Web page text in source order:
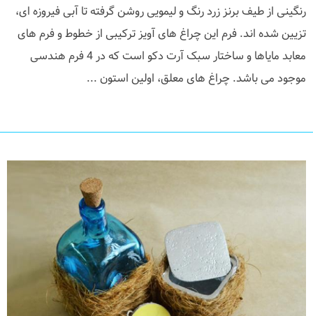
رنگینی از طیف برنز زرد رنگ و لیمویی روشن گرفته تا آبی فیروزه ای،
تزیین شده اند. فرم این چراغ های آویز ترکیبی از خطوط و فرم های
معابد مایاها و ساختار سبک آرت دکو است که در 4 فرم هندسی
موجود می باشد. چراغ های معلق، اولین استون ...